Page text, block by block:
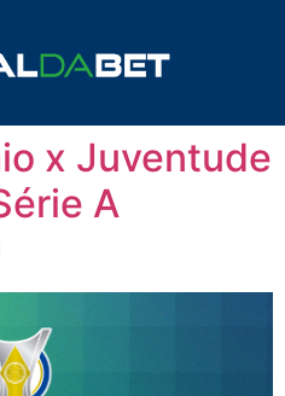
x Juventude
A